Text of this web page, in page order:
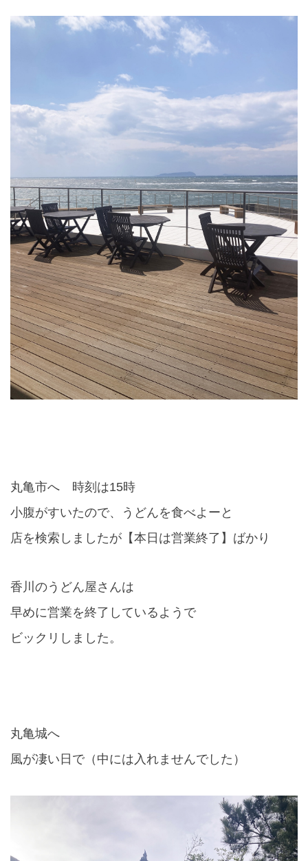
丸亀市へ 時刻は15時
小腹がすいたので、うどんを食べよーと
店を検索しましたが【本日は営業終了】ばかり
香川のうどん屋さんは
早めに営業を終了しているようで
ビックリしました。
丸亀城へ
風が凄い日で（中には入れませんでした）